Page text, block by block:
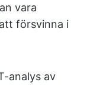
vara
försvinna i
analys av